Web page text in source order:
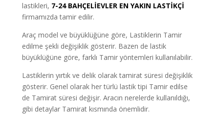
lastikleri, 7-24 BAHÇELİEVLER EN YAKIN LASTİKÇİ
firmamızda tamir edilir.
Araç model ve büyüklüğüne göre, Lastiklerin Tamir
edilme şekli değişiklik gösterir. Bazen de lastik
büyüklüğüne göre, farklı Tamir yöntemleri kullanılabilir.
Lastiklerin yırtık ve delik olarak tamirat süresi değişiklik
gösterir. Genel olarak her türlü lastik tipi Tamir edilse
de Tamirat süresi değişir. Aracın nerelerde kullanıldığı,
gibi detaylar Tamirat kısmında önemlidir.